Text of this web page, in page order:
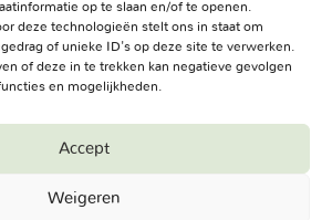
op te slaan en/of te openen.
deze technologieën stelt ons in staat om
of unieke ID's op deze site te verwerken.
of deze in te trekken kan negatieve gevolgen
en mogelijkheden.
Accept
Weigeren
Reserved.